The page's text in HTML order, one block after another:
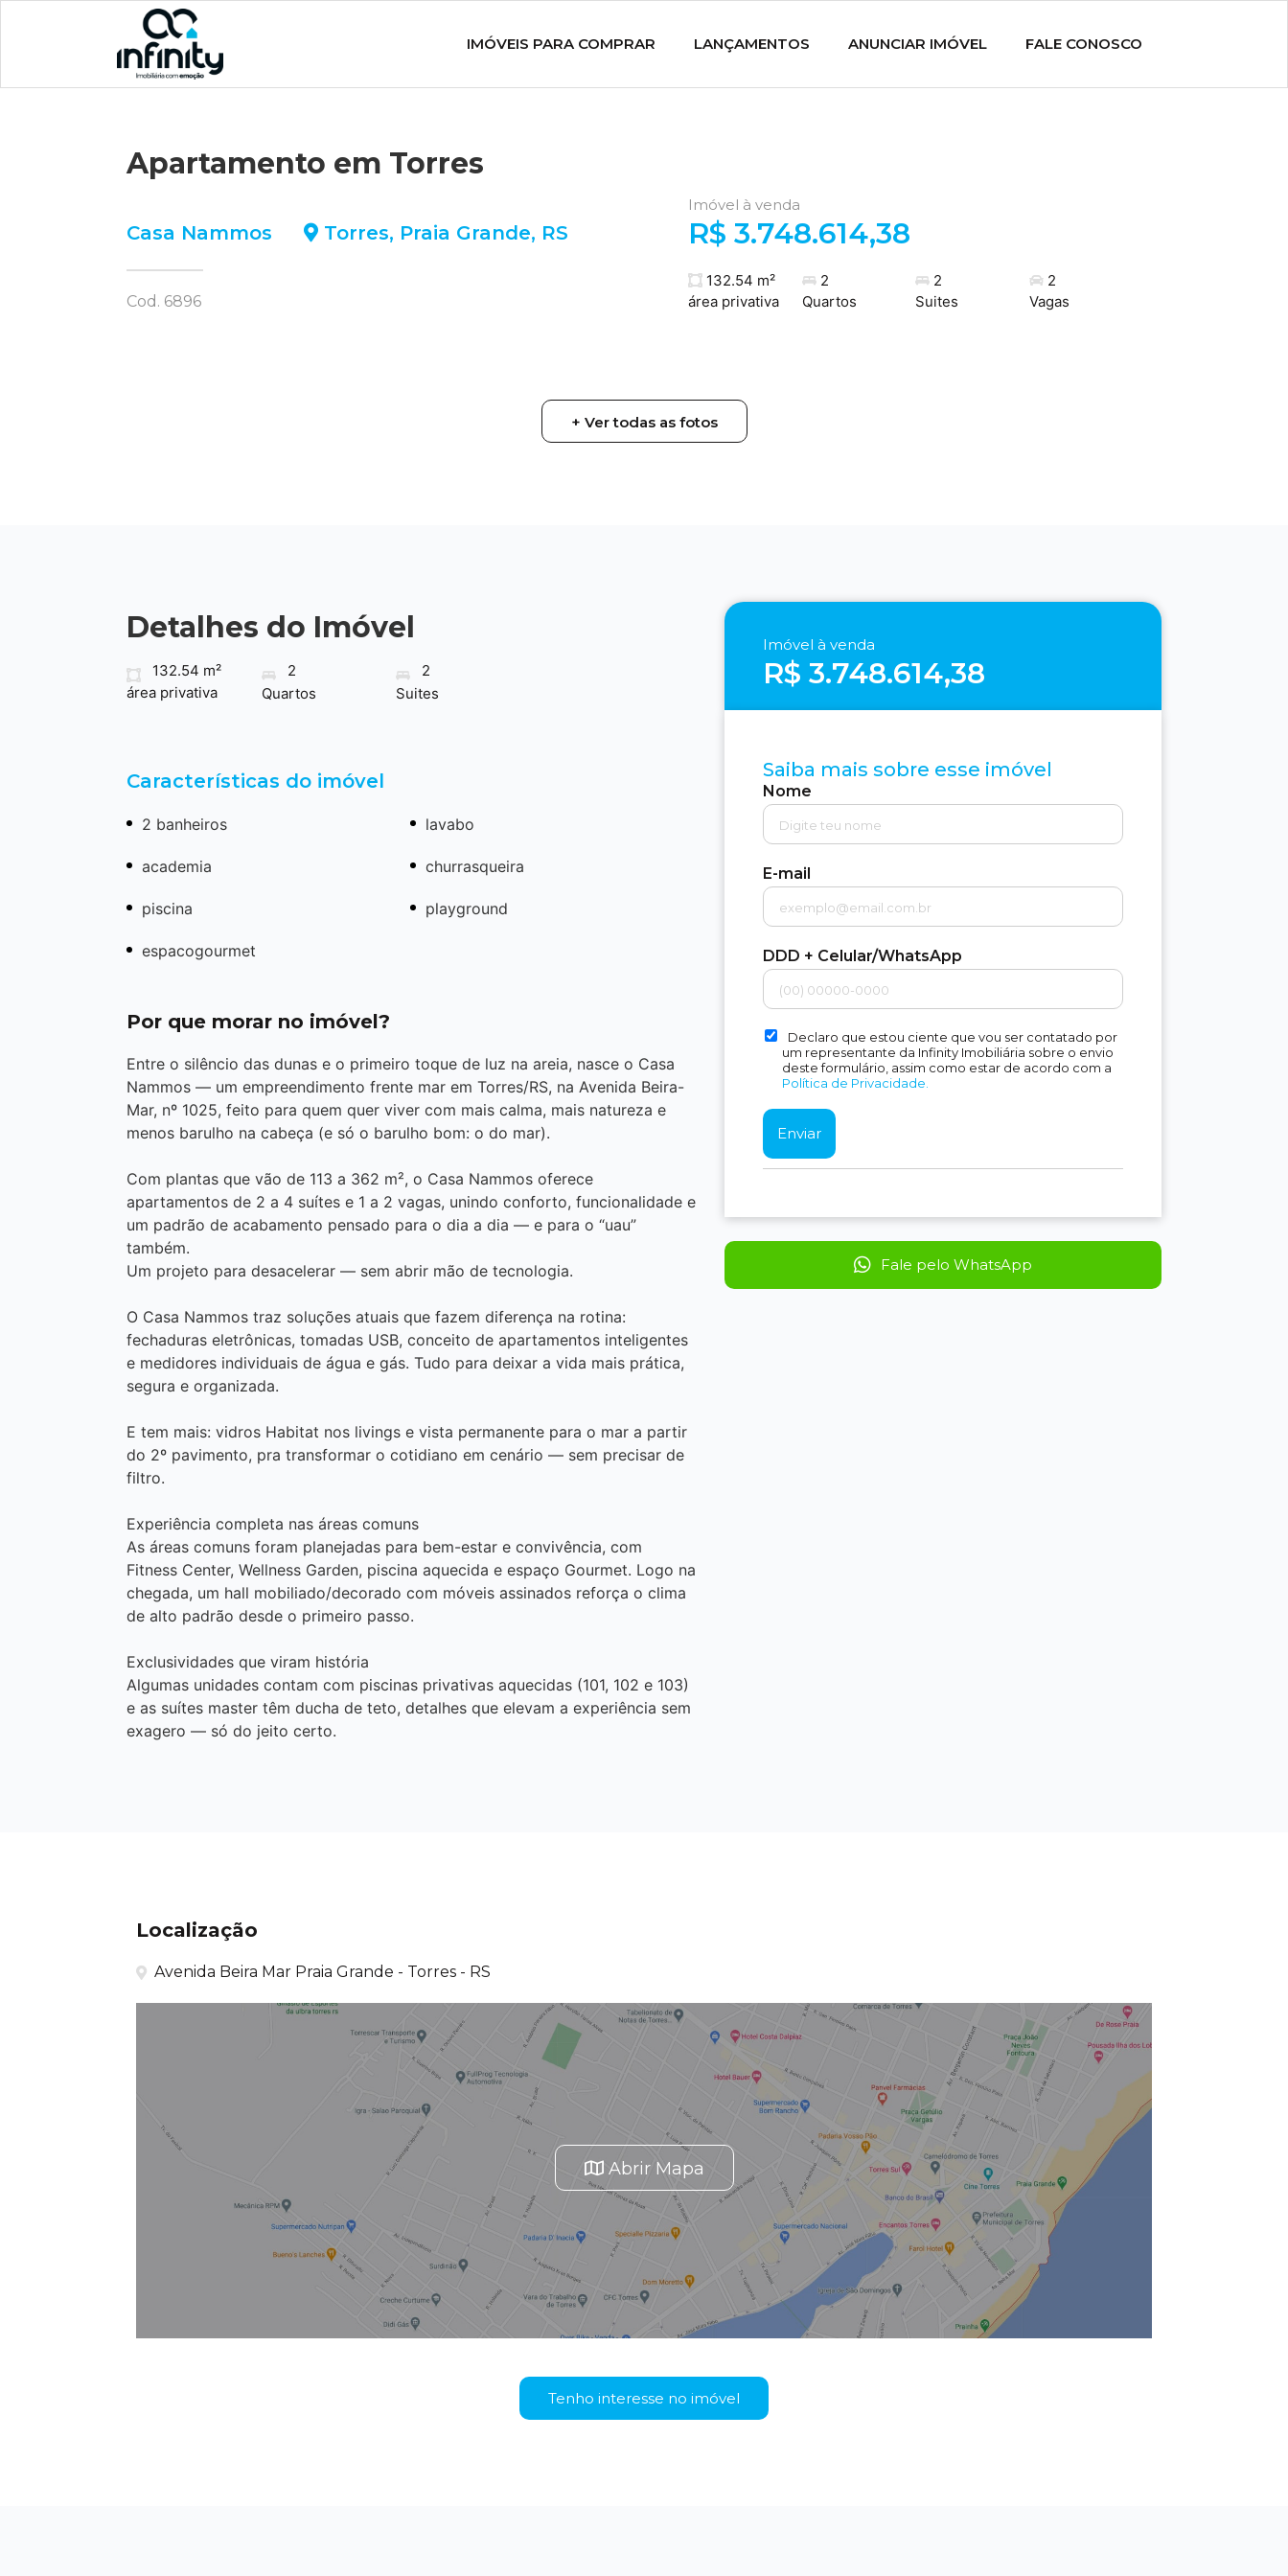
IMÓVEIS PARA COMPRAR LANÇAMENTOS ANUNCIAR IMÓVEL FALE CONOSCO
Apartamento em Torres
Casa Nammos Torres, Praia Grande, RS
Cod. 6896
Imóvel à venda
R$ 3.748.614,38
132.54 m²
área privativa
2
Quartos
2
Suites
2
Vagas
+ Ver todas as fotos
Detalhes do Imóvel
132.54 m²
área privativa
2
Quartos
2
Suites
Características do imóvel
2 banheiros lavabo
academia churrasqueira
piscina playground
espacogourmet
Por que morar no imóvel?
Entre o silêncio das dunas e o primeiro toque de luz na areia, nasce o Casa
Nammos — um empreendimento frente mar em Torres/RS, na Avenida Beira-
Mar, nº 1025, feito para quem quer viver com mais calma, mais natureza e
menos barulho na cabeça (e só o barulho bom: o do mar).
Com plantas que vão de 113 a 362 m², o Casa Nammos oferece
apartamentos de 2 a 4 suítes e 1 a 2 vagas, unindo conforto, funcionalidade e
um padrão de acabamento pensado para o dia a dia — e para o “uau”
também.
Um projeto para desacelerar — sem abrir mão de tecnologia.
O Casa Nammos traz soluções atuais que fazem diferença na rotina:
fechaduras eletrônicas, tomadas USB, conceito de apartamentos inteligentes
e medidores individuais de água e gás. Tudo para deixar a vida mais prática,
segura e organizada.
E tem mais: vidros Habitat nos livings e vista permanente para o mar a partir
do 2º pavimento, pra transformar o cotidiano em cenário — sem precisar de
filtro.
Experiência completa nas áreas comuns
As áreas comuns foram planejadas para bem-estar e convivência, com
Fitness Center, Wellness Garden, piscina aquecida e espaço Gourmet. Logo na
chegada, um hall mobiliado/decorado com móveis assinados reforça o clima
de alto padrão desde o primeiro passo.
Exclusividades que viram história
Algumas unidades contam com piscinas privativas aquecidas (101, 102 e 103)
e as suítes master têm ducha de teto, detalhes que elevam a experiência sem
exagero — só do jeito certo.
Imóvel à venda
R$ 3.748.614,38
Saiba mais sobre esse imóvel
Nome
E-mail
DDD + Celular/WhatsApp
Declaro que estou ciente que vou ser contatado por
um representante da Infinity Imobiliária sobre o envio
deste formulário, assim como estar de acordo com a
Política de Privacidade.
Fale pelo WhatsApp
Localização
Avenida Beira Mar Praia Grande - Torres - RS
Abrir Mapa
Tenho interesse no imóvel